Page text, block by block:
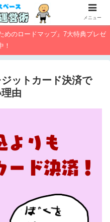
めのロードマップ』7大特典プレゼ
！
ットカード決済で
由
メニュー